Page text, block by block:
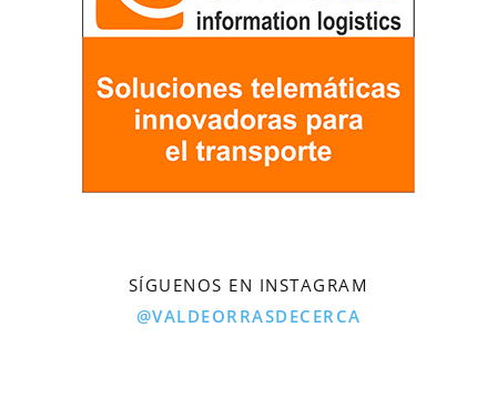
SÍGUENOS EN INSTAGRAM
@VALDEORRASDECERCA